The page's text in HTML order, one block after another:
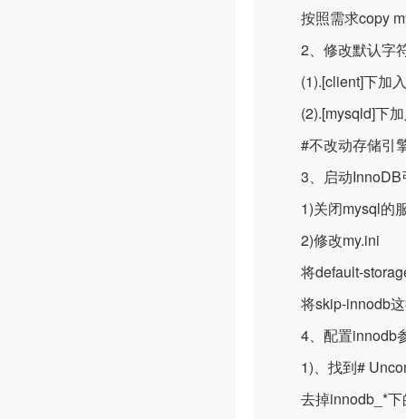
按照需求copy
2、修改默认字
(1).[client]下加入
(2).[mysqld]下加
#不改动存储引
3、启动InnoDB
1)关闭mysql的
2)修改my.ini
将default-
将skip-innodb这
4、配置innodb
1)、找到#
去掉innodb_*下